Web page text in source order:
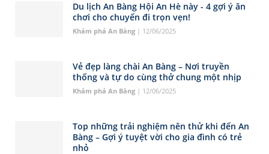
Du lịch An Bàng Hội An Hè này - 4 gợi ý ăn
chơi cho chuyến đi trọn vẹn!
Khám phá An Bàng | 12/06/2025
Vẻ đẹp làng chài An Bàng – Nơi truyền
thống và tự do cùng thở chung một nhịp
Khám phá An Bàng | 12/06/2025
Top những trải nghiệm nên thử khi đến An
Bàng – Gợi ý tuyệt vời cho gia đình có trẻ
nhỏ